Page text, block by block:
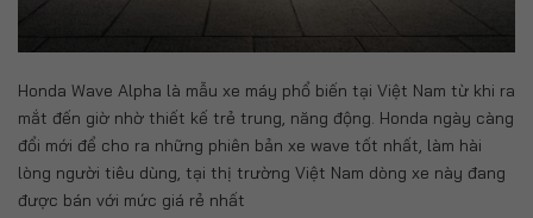
Honda Wave Alpha là mẫu xe máy phổ biến tại Việt Nam từ khi ra
mắt đến giờ nhờ thiết kế trẻ trung, năng động. Honda ngày càng
đổi mới để cho ra những phiên bản xe wave tốt nhất, làm hài
lòng người tiêu dùng, tại thị trường Việt Nam dòng xe này đang
được bán với mức giá rẻ nhất